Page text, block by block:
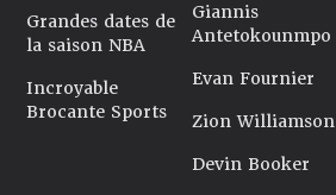
Grandes dates de
la saison NBA
Incroyable
Brocante Sports
Giannis
Antetokounmpo
Evan Fournier
Zion Williamson
Devin Booker